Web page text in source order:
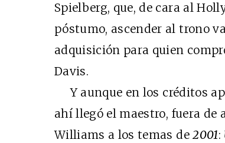
Spielberg, que, de cara al
póstumo, ascender al trono
adquisición para quien
Davis.
Y aunque en los créditos
ahí llegó el maestro, fuera de
Williams a los temas de2001: